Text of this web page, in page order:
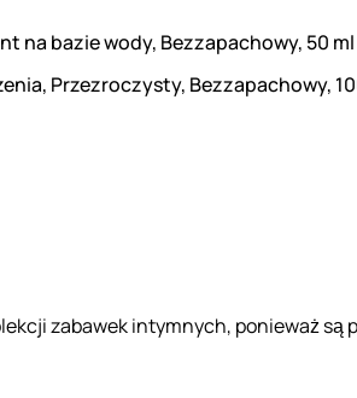
na bazie wody, Bezzapachowy, 50 ml
Przezroczysty, Bezzapachowy,
zabawek intymnych, ponieważ